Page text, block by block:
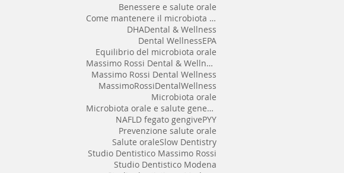
Benessere e salute orale
Come mantenere il microbiota orale sano
DHADental & Wellness
Dental WellnessEPA
Equilibrio del microbiota orale
Massimo Rossi Dental & Wellness
Massimo Rossi Dental Wellness
MassimoRossiDentalWellness
Microbiota orale
Microbiota orale e salute generale
NAFLD fegato gengivePYY
Prevenzione salute orale
Salute oraleSlow Dentistry
Studio Dentistico Massimo Rossi
Studio Dentistico Modena